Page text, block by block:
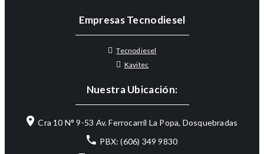
Empresas Tecnodiesel
Tecnodiesel
Kavitec
Nuestra Ubicación:
Cra 10 N° 9-53 Av. Ferrocarril La Popa, Dosquebradas
PBX: (606) 349 9830